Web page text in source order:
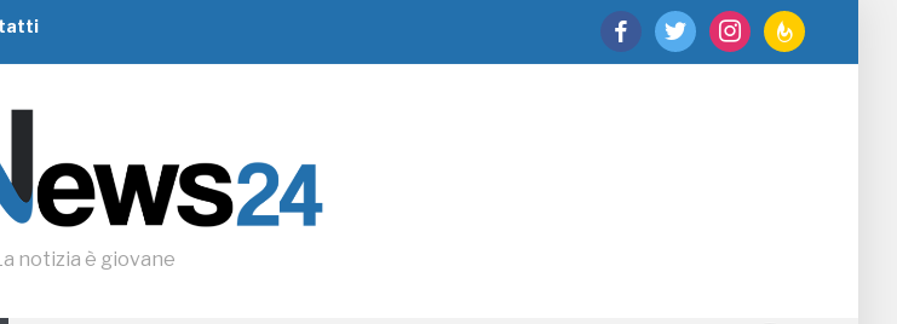
facebooktwitter instagramfeedburner
notizia è giovane